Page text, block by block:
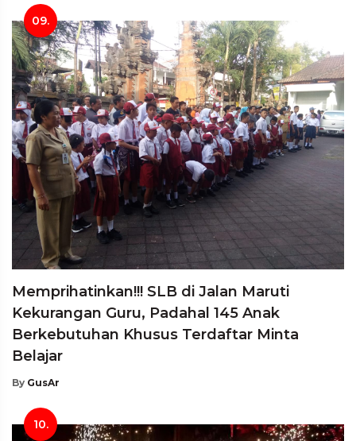
09.
Memprihatinkan!!! SLB di Jalan Maruti
Kekurangan Guru, Padahal 145 Anak
Berkebutuhan Khusus Terdaftar Minta
Belajar
By GusAr
10.